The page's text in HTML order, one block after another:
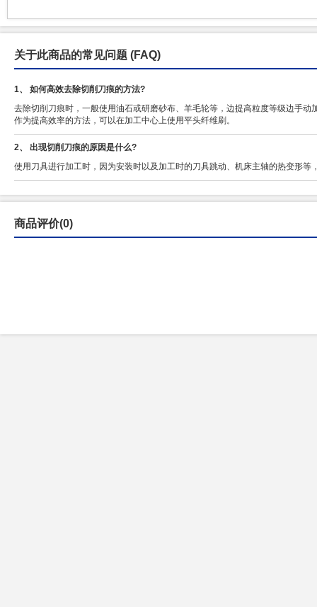
关于此商品的常见问题 (FAQ)
1、 如何高效去除切削刀痕的方法?
去除切削刀痕时，一般使用油石或研磨砂布、羊毛轮等，边提高粒度等级边手
作为提高效率的方法，可以在加工中心上使用平头纤维刷。
2、 出现切削刀痕的原因是什么?
使用刀具进行加工时，因为安装时以及加工时的刀具跳动、机床主轴的热变形
商品评价(0)